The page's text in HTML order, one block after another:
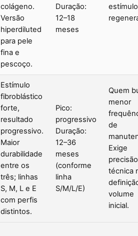
colágeno.
Versão
hiperdiluted
para pele
fina e
pescoço.
Duração:
12–18
meses
estímulo
Estímulo
fibroblástico
forte,
resultado
progressivo.
Maior
durabilidade
entre os
três; linhas
S, M, L e E
com perfis
distintos.
Pico:
progressivo
Duração:
12–36
meses
(conforme
linha
S/M/L/E)
Quem
menor
de
Exige
precisão
técnica
volume
inicial.